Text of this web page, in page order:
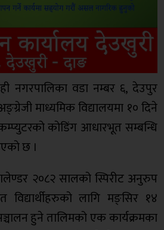
नगरपालिका वडा नम्बर ६, देउपुर
माध्यमिक विद्यालयमा १० दिने
कोडिंग आधारभूत सम्बन्धि
छ ।
२०८२ सालको स्पिरीट अनुरुप
लागि मङ्सिर १४
हुने तालिमको एक कार्यक्रमका